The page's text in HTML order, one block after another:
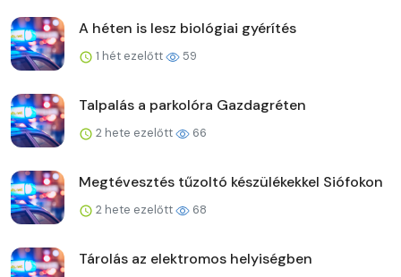
A héten is lesz biológiai gyérítés
1 hét ezelőtt 59
Talpalás a parkolóra Gazdagréten
2 hete ezelőtt 66
Megtévesztés tűzoltó készülékekkel Siófokon
2 hete ezelőtt 68
Tárolás az elektromos helyiségben